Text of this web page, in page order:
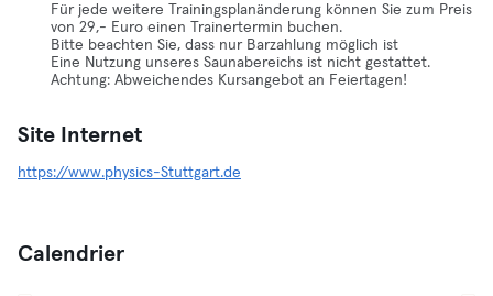
Für jede weitere Trainingsplanänderung können Sie zum Preis
von 29,- Euro einen Trainertermin buchen.
Bitte beachten Sie, dass nur Barzahlung möglich ist
Eine Nutzung unseres Saunabereichs ist nicht gestattet.
Achtung: Abweichendes Kursangebot an Feiertagen!
Site Internet
https://www.physics-Stuttgart.de
Calendrier